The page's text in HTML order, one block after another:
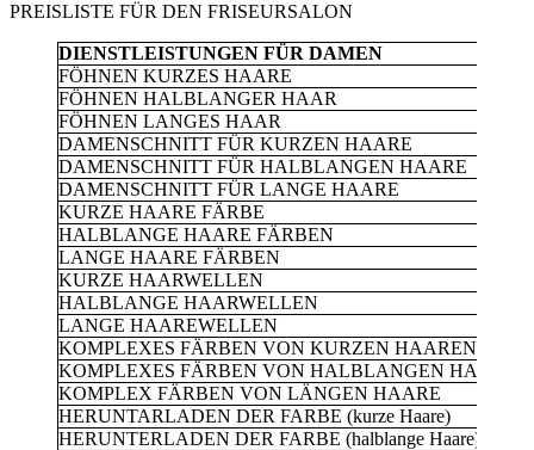
PREISLISTE FÜR DEN FRISEURSALON
DIENSTLEISTUNGEN FÜR DAMEN
FÖHNEN KURZES HAARE
FÖHNEN HALBLANGER HAAR
FÖHNEN LANGES HAAR
DAMENSCHNITT FÜR KURZEN HAARE
DAMENSCHNITT FÜR HALBLANGEN HAARE
DAMENSCHNITT FÜR LANGE HAARE
KURZE HAARE FÄRBE
HALBLANGE HAARE FÄRBEN
LANGE HAARE FÄRBEN
KURZE HAARWELLEN
HALBLANGE HAARWELLEN
LANGE HAAREWELLEN
KOMPLEXES FÄRBEN VON KURZEN HAAREN
KOMPLEXES FÄRBEN VON HALBLANGEN HAARE
KOMPLEX FÄRBEN VON LÄNGEN HAARE
HERUNTARLADEN DER FARBE (kurze Haare)
HERUNTERLADEN DER FARBE (halblange Haare)